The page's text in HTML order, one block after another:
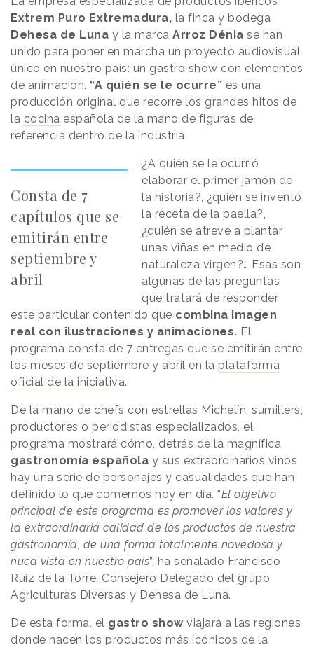
Extrem Puro Extremadura, la finca y bodega
Dehesa de Luna y la marca Arroz Dénia se han
unido para poner en marcha un proyecto audiovisual
único en nuestro país: un gastro show con elementos
de animación. “A quién se le ocurre” es una
producción original que recorre los grandes hitos de
la cocina española de la mano de figuras de
referencia dentro de la industria.
Consta de 7
capítulos que se
emitirán entre
septiembre y
abril
¿A quién se le ocurrió
elaborar el primer jamón de
la historia?, ¿quién se inventó
la receta de la paella?,
¿quién se atreve a plantar
unas viñas en medio de
naturaleza virgen?… Esas son
algunas de las preguntas
que tratará de responder
este particular contenido que combina imagen
real con ilustraciones y animaciones. El
programa consta de 7 entregas que se emitirán entre
los meses de septiembre y abril en la plataforma
oficial de la iniciativa.
De la mano de chefs con estrellas Michelín, sumillers,
productores o periodistas especializados, el
programa mostrará cómo, detrás de la magnífica
gastronomía española y sus extraordinarios vinos
hay una serie de personajes y casualidades que han
definido lo que comemos hoy en día. “El objetivo
principal de este programa es promover los valores y
la extraordinaria calidad de los productos de nuestra
gastronomía, de una forma totalmente novedosa y
nuca vista en nuestro país”, ha señalado Francisco
Ruiz de la Torre, Consejero Delegado del grupo
Agriculturas Diversas y Dehesa de Luna.
De esta forma, el gastro showviajará a las regiones
donde nacen los productos más icónicos de la